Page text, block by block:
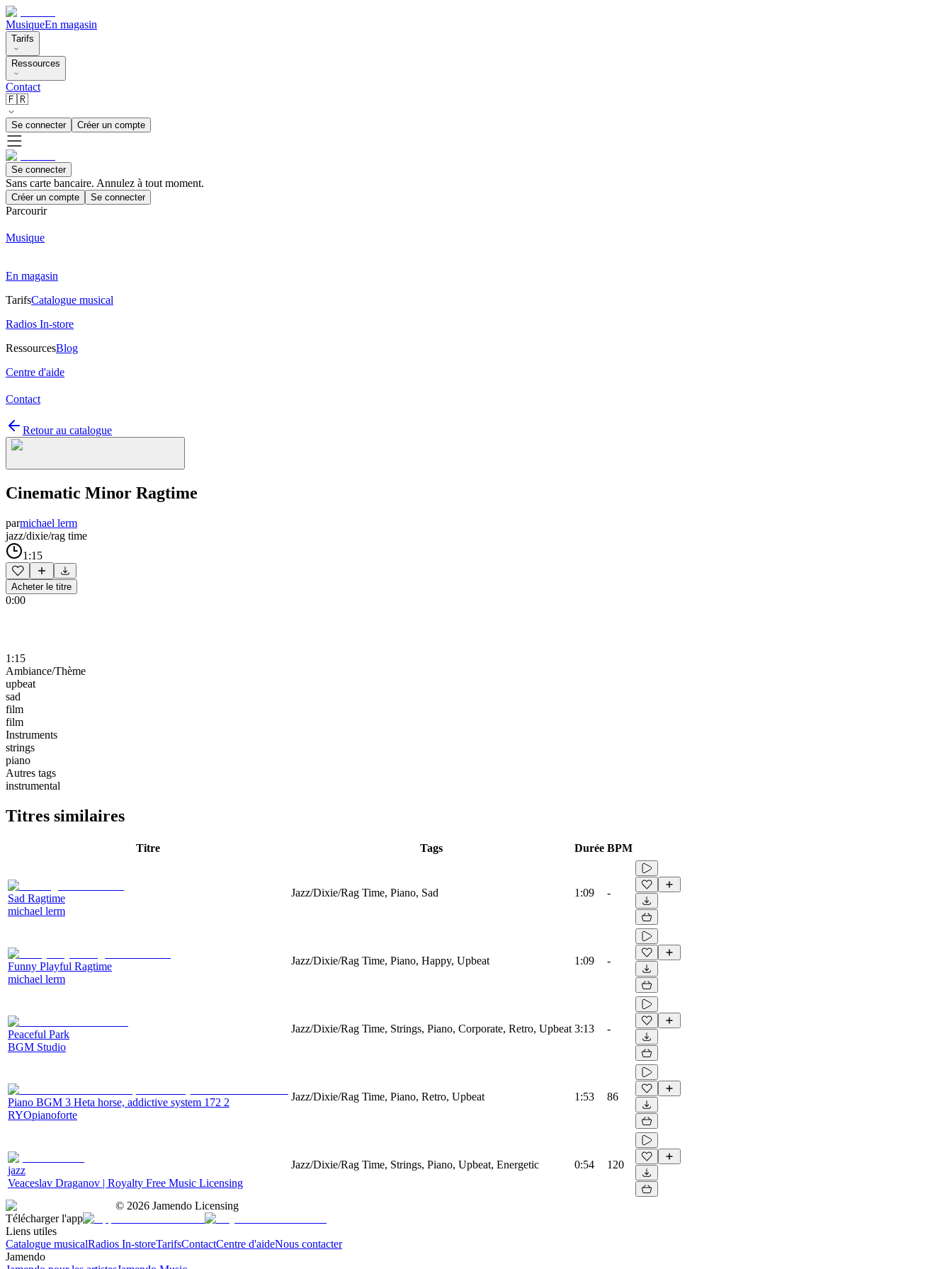
MusiqueEn magasin
Tarifs
Ressources
Contact
🇫🇷
Se connecter Créer un compte
Se connecter
Sans carte bancaire. Annulez à tout moment.
Créer un compte Se connecter
Parcourir
Musique
En magasin
TarifsCatalogue musical
Radios In-store
RessourcesBlog
Centre d'aide
Contact
Retour au catalogue
Cinematic Minor Ragtime
parmichael lerm
jazz/dixie/rag time
1:15
Acheter le titre
0:00
1:15
Ambiance/Thème
upbeat
sad
film
film
Instruments
strings
piano
Autres tags
instrumental
Titres similaires
Titre Tags Durée BPM
Sad Ragtime
michael lerm
Jazz/Dixie/Rag Time, Piano, Sad 1:09 -
Funny Playful Ragtime
michael lerm
Jazz/Dixie/Rag Time, Piano, Happy, Upbeat 1:09 -
Peaceful Park
BGM Studio
Jazz/Dixie/Rag Time, Strings, Piano, Corporate, Retro, Upbeat 3:13 -
Piano BGM 3 Heta horse, addictive system 172 2
RYOpianoforte
Jazz/Dixie/Rag Time, Piano, Retro, Upbeat 1:53 86
jazz
Veaceslav Draganov | Royalty Free Music Licensing
Jazz/Dixie/Rag Time, Strings, Piano, Upbeat, Energetic 0:54 120
© 2026 Jamendo Licensing
Télécharger l'app
Liens utiles
Catalogue musicalRadios In-storeTarifsContactCentre d'aideNous contacter
Jamendo